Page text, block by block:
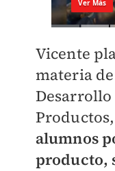
Vicente
materia
Desarrollo
Productos,
alumnos
producto,